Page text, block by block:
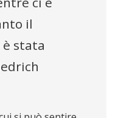
il
è stata